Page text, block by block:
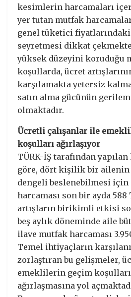
kesimlerin harcamaları
yer tutan mutfak
genel tüketici fiyatlarındaki
seyretmesi dikkat
yüksek düzeyini koruduğu
koşullarda, ücret
karşılamakta yetersiz
satın alma gücünün
olmaktadır.
Ücretli çalışanlar ile
koşulları ağırlaşıyor
TÜRK-İŞ tarafından
göre, dört kişilik bir ailenin
dengeli beslenebilmesi için
harcaması son bir ayda 588
artışların birikimli etkisi
beş aylık döneminde aile
ilave mutfak harcaması
Temel ihtiyaçların
zorlaştıran bu gelişmeler,
emeklilerin geçim
ağırlaşmasına yol